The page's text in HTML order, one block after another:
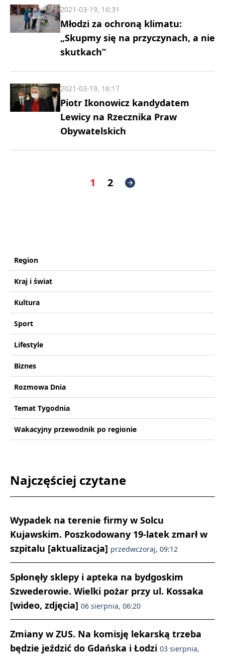
Młodzi za ochroną klimatu:
„Skupmy się na przyczynach, a nie
skutkach”
2021-03-19, 16:31
Piotr Ikonowicz kandydatem
Lewicy na Rzecznika Praw
Obywatelskich
2021-03-19, 16:17
1 2
Region
Kraj i świat
Kultura
Sport
Lifestyle
Biznes
Rozmowa Dnia
Temat Tygodnia
Wakacyjny przewodnik po regionie
Najczęściej czytane
Wypadek na terenie firmy w Solcu
Kujawskim. Poszkodowany 19-latek zmarł w
szpitalu [aktualizacja] przedwczoraj, 09:12
Spłonęły sklepy i apteka na bydgoskim
Szwederowie. Wielki pożar przy ul. Kossaka
[wideo, zdjęcia] 06 sierpnia, 06:20
Zmiany w ZUS. Na komisję lekarską trzeba
będzie jeździć do Gdańska i Łodzi 03 sierpnia,